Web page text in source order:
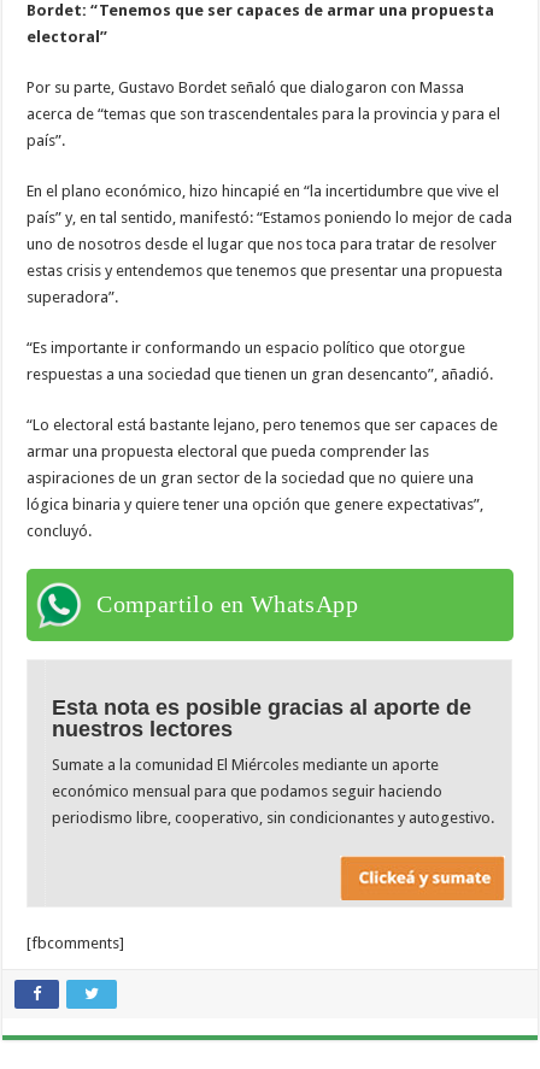
Bordet: “Tenemos que ser capaces de armar una propuesta
electoral”
Por su parte, Gustavo Bordet señaló que dialogaron con Massa
acerca de “temas que son trascendentales para la provincia y para el
país”.
En el plano económico, hizo hincapié en “la incertidumbre que vive el
país” y, en tal sentido, manifestó: “Estamos poniendo lo mejor de cada
uno de nosotros desde el lugar que nos toca para tratar de resolver
estas crisis y entendemos que tenemos que presentar una propuesta
superadora”.
“Es importante ir conformando un espacio político que otorgue
respuestas a una sociedad que tienen un gran desencanto”, añadió.
“Lo electoral está bastante lejano, pero tenemos que ser capaces de
armar una propuesta electoral que pueda comprender las
aspiraciones de un gran sector de la sociedad que no quiere una
lógica binaria y quiere tener una opción que genere expectativas”,
concluyó.
Compartilo en WhatsApp
Esta nota es posible gracias al aporte de
nuestros lectores
Sumate a la comunidad El Miércoles mediante un aporte
económico mensual para que podamos seguir haciendo
periodismo libre, cooperativo, sin condicionantes y autogestivo.
[fbcomments]